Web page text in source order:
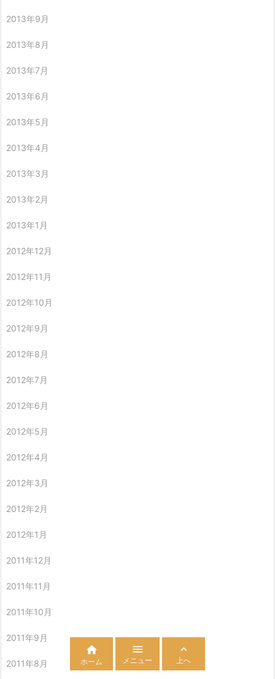
2013年9月
2013年8月
2013年7月
2013年6月
2013年5月
2013年4月
2013年3月
2013年2月
2013年1月
2012年12月
2012年11月
2012年10月
2012年9月
2012年8月
2012年7月
2012年6月
2012年5月
2012年4月
2012年3月
2012年2月
2012年1月
2011年12月
2011年11月
2011年10月
2011年9月
2011年8月

ホーム

メニュー

上へ